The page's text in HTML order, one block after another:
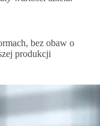
bez obaw o
produkcji